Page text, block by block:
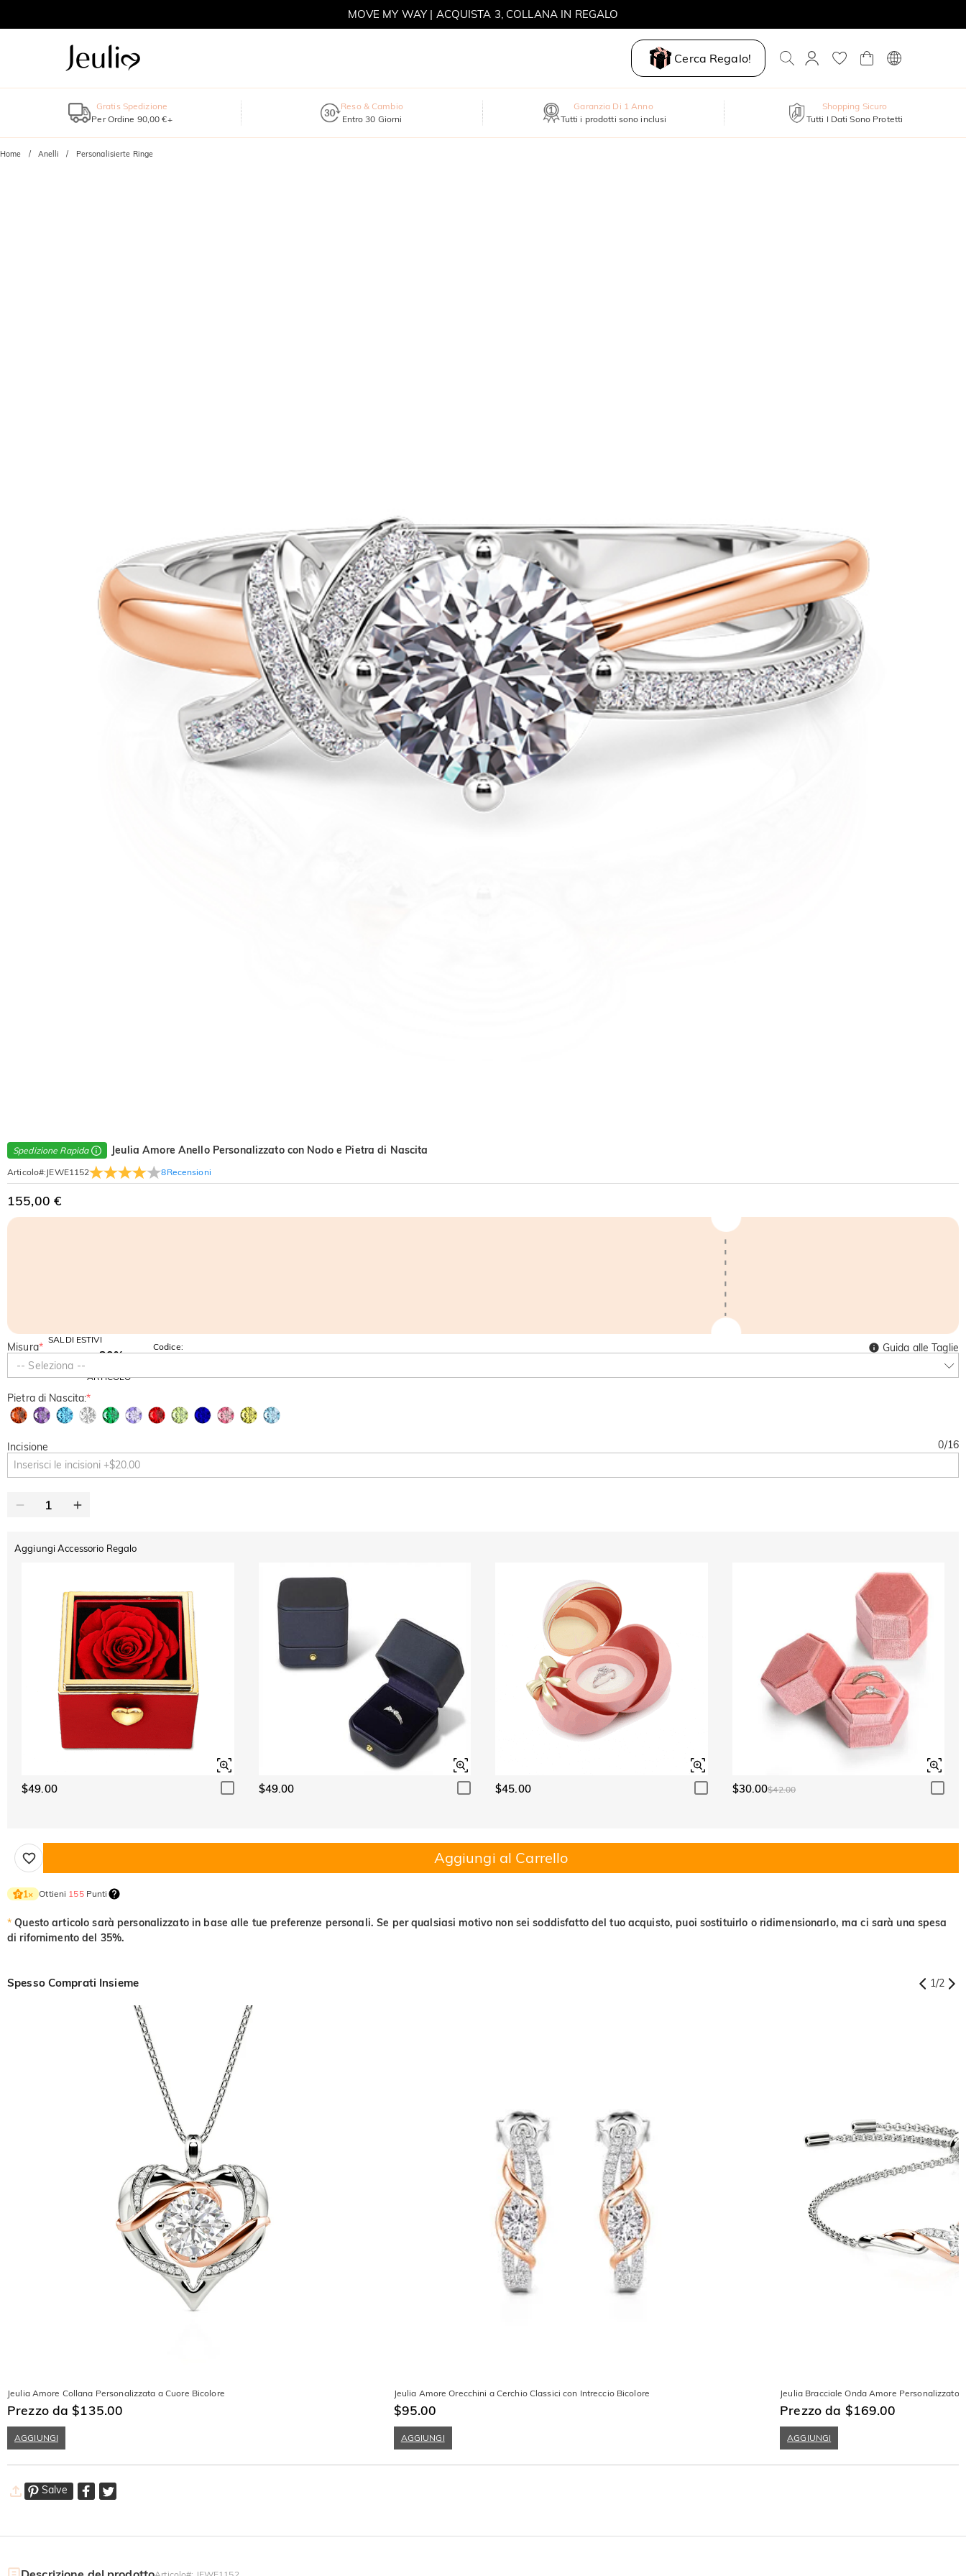
MOVE MY WAY | ACQUISTA 3, COLLANA IN REGALO
Cerca Regalo!
Gratis Spedizione
Per Ordine 90,00 €+
Reso & Cambio
Entro 30 Giorni
Garanzia Di 1 Anno
Tutti i prodotti sono inclusi
Shopping Sicuro
Tutti I Dati Sono Protetti
Home Anelli Personalisierte Ringe
Spedizione Rapida Jeulia Amore Anello Personalizzato con Nodo e Pietra di Nascita
Articolo#: JEWE1152 8Recensioni
155,00 €
SALDI ESTIVI
-10%
SU TUTTO
-30%
ARTICOLO
Codice:
Misura*
-- Seleziona --
Guida alle Taglie
Pietra di Nascita:*
Incisione 0/16
Aggiungi Accessorio Regalo
$49.00 $49.00 $45.00 $30.00$42.00
Aggiungi al Carrello
1× Ottieni 155Punti
* Questo articolo sarà personalizzato in base alle tue preferenze personali. Se per qualsiasi motivo non sei soddisfatto del tuo acquisto, puoi sostituirlo o ridimensionarlo, ma ci sarà una spesa
di rifornimento del 35%.
Spesso Comprati Insieme 1/2
Jeulia Amore Collana Personalizzata a Cuore Bicolore
Prezzo da $135.00
AGGIUNGI
Jeulia Amore Orecchini a Cerchio Classici con Intreccio Bicolore
$95.00
AGGIUNGI
Jeulia Bracciale Onda Amore Personalizzato
Prezzo da $169.00
AGGIUNGI
Salve